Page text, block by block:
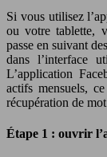
Si vous utilisez
ou votre tablette,
passe en suivant
dans l’interface
L’application
actifs mensuels,
récupération de
Étape 1 : ouvrir